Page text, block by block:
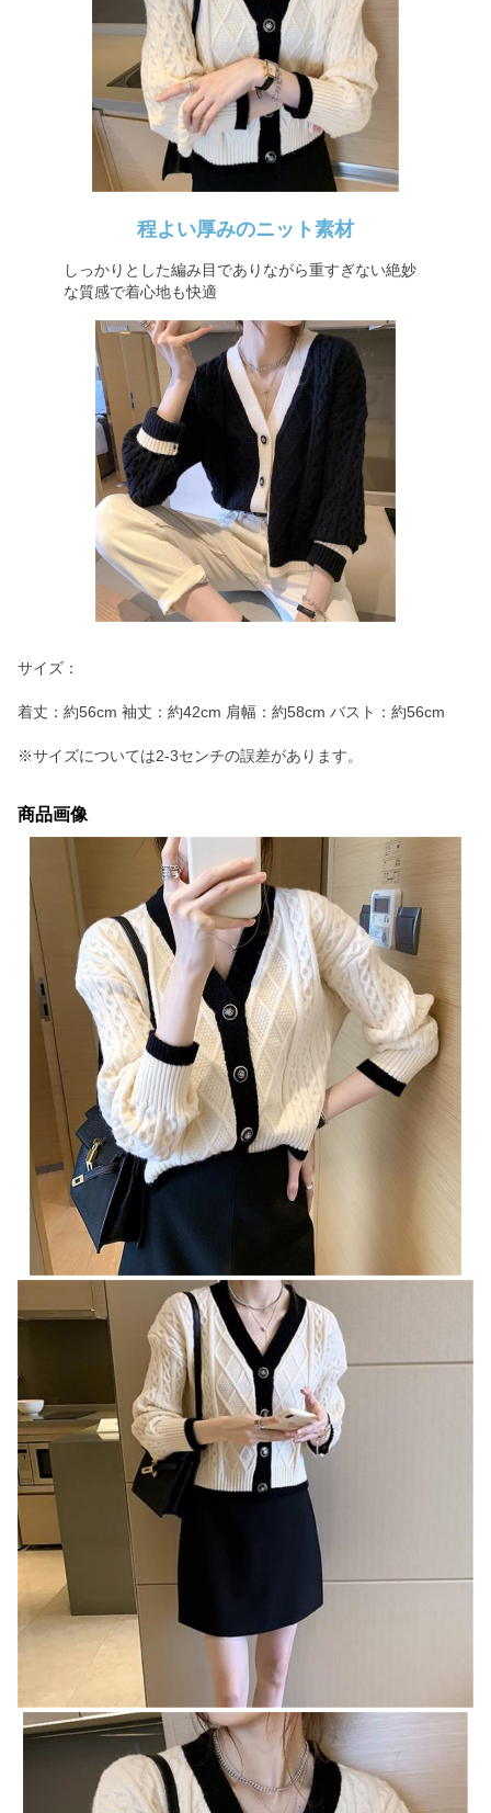
程よい厚みのニット素材
しっかりとした編み目でありながら重すぎない絶妙
な質感で着心地も快適
サイズ：
着丈：約56cm 袖丈：約42cm 肩幅：約58cm バスト：約56cm
※サイズについては2-3センチの誤差があります。
商品画像